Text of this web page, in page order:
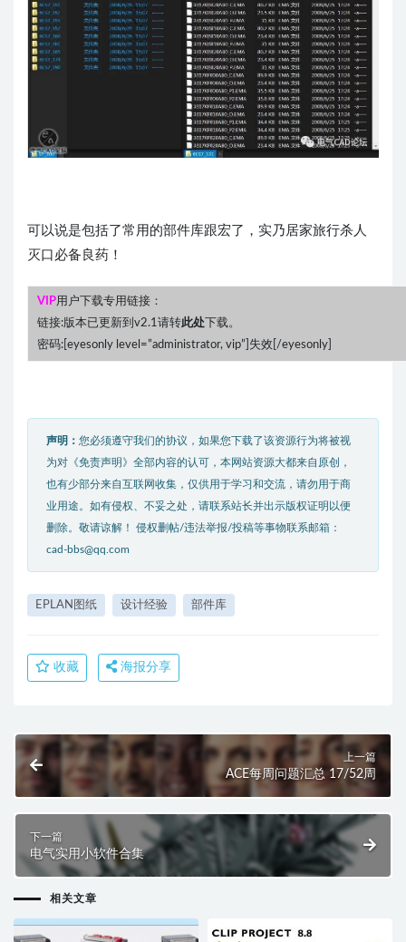
可以说是包括了常用的部件库跟宏了，实乃居家旅行杀人
灭口必备良药！
VIP用户下载专用链接：
链接:版本已更新到v2.1请转此处 下载。
密码:[eyesonly level=”administrator, vip”]失效[/eyesonly]
声明： 您必须遵守我们的协议，如果您下载了该资源行为将被视
为对《免责声明》全部内容的认可，本网站资源大都来自原创，
也有少部分来自互联网收集，仅供用于学习和交流，请勿用于商
业用途。如有侵权、不妥之处，请联系站长并出示版权证明以便
删除。敬请谅解！ 侵权删帖/违法举报/投稿等事物联系邮箱：
cad-bbs@qq.com
EPLAN图纸 设计经验 部件库
收藏 海报分享
上一篇
ACE每周问题汇总 17/52周
下一篇
电气实用小软件合集
相关文章